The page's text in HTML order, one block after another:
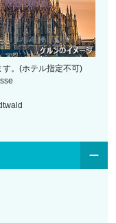
。(ホテル指定不可)